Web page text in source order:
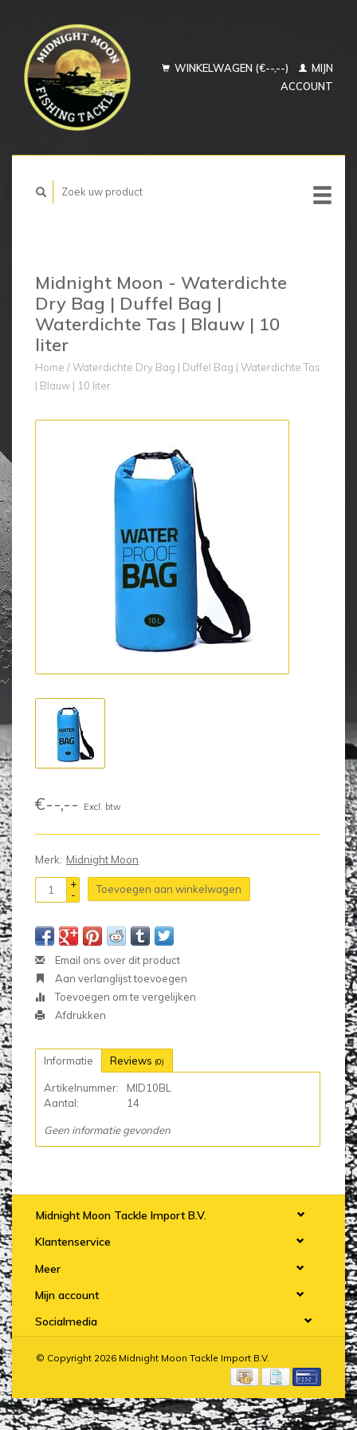
WINKELWAGEN (€--,--)
MIJN
ACCOUNT
Midnight Moon - Waterdichte
Dry Bag | Duffel Bag |
Waterdichte Tas | Blauw | 10
liter
Home /Waterdichte Dry Bag | Duffel Bag | Waterdichte Tas
| Blauw | 10 liter
€--,-- Excl. btw
Merk: Midnight Moon
+
-
Toevoegen aan winkelwagen
Email ons over dit product
Aan verlanglijst toevoegen
Toevoegen om te vergelijken
Afdrukken
Informatie Reviews (0)
Artikelnummer:
MID10BL
Aantal:
14
Geen informatie gevonden
Midnight Moon Tackle Import B.V.
Klantenservice
Meer
Mijn account
Socialmedia
© Copyright 2026 Midnight Moon Tackle Import B.V.